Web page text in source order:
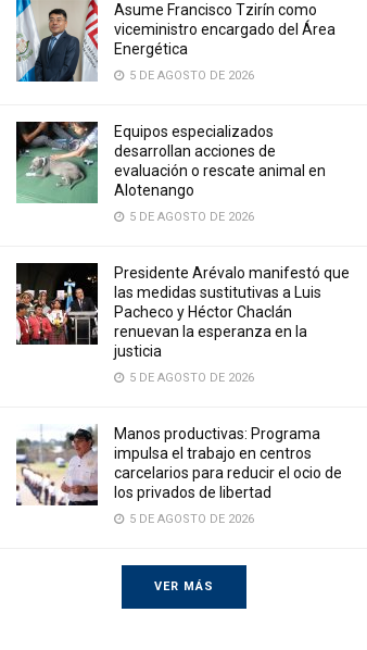
Asume Francisco Tzirín como
viceministro encargado del Área
Energética
5 DE AGOSTO DE 2026
Equipos especializados
desarrollan acciones de
evaluación o rescate animal en
Alotenango
5 DE AGOSTO DE 2026
Presidente Arévalo manifestó que
las medidas sustitutivas a Luis
Pacheco y Héctor Chaclán
renuevan la esperanza en la
justicia
5 DE AGOSTO DE 2026
Manos productivas: Programa
impulsa el trabajo en centros
carcelarios para reducir el ocio de
los privados de libertad
5 DE AGOSTO DE 2026
VER MÁS